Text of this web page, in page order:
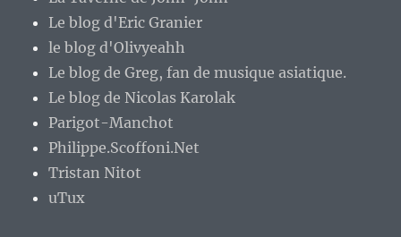
Le blog d'Eric Granier
le blog d'Olivyeahh
Le blog de Greg, fan de musique asiatique.
Le blog de Nicolas Karolak
Parigot-Manchot
Philippe.Scoffoni.Net
Tristan Nitot
uTux